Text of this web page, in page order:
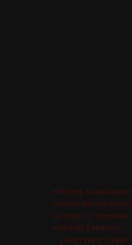
Мебель компании
тем не менее не
долгую и
мебели Zanaboni:
– сочетание